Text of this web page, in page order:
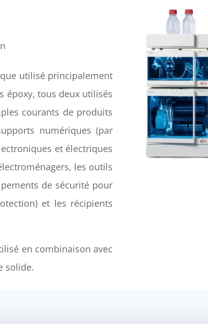
utilisé principalement
époxy, tous deux utilisés
courants de produits
numériques (par
et électriques
les outils
de sécurité pour
et les récipients
en combinaison avec
solide.